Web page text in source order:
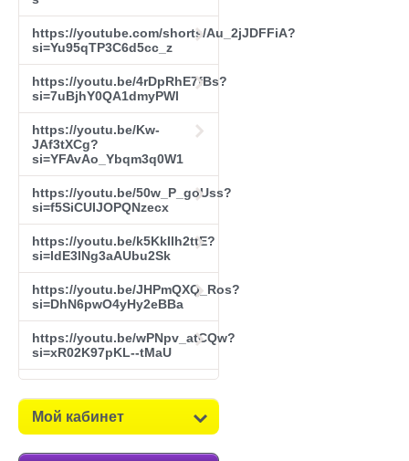
https://youtube.com/shorts/Au_2jJDFFiA?
si=Yu95qTP3C6d5cc_z
https://youtu.be/4rDpRhE7fBs?
si=7uBjhY0QA1dmyPWl
https://youtu.be/Kw-
JAf3tXCg?
si=YFAvAo_Ybqm3q0W1
https://youtu.be/50w_P_goUss?
si=f5SiCUIJOPQNzecx
https://youtu.be/k5KkIlh2ttE?
si=ldE3lNg3aAUbu2Sk
https://youtu.be/JHPmQXQ_Ros?
si=DhN6pwO4yHy2eBBa
https://youtu.be/wPNpv_atCQw?
si=xR02K97pKL--tMaU
Мой кабинет